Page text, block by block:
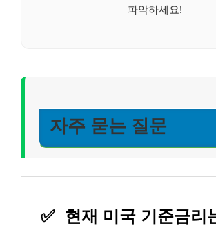
파악하세요!
자주 묻는 질문
✅
현재 미국 기준금리